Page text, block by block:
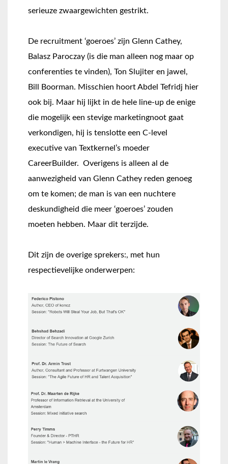
serieuze zwaargewichten gestrikt.
De recruitment ‘goeroes’ zijn Glenn Cathey,
Balasz Paroczay (is die man alleen nog maar op
conferenties te vinden), Ton Slujiter en jawel,
Bill Boorman. Misschien hoort Abdel Tefridj hier
ook bij. Maar hij lijkt in de hele line-up de enige
die mogelijk een stevige marketingnoot gaat
verkondigen, hij is tenslotte een C-level
executive van Textkernel’s moeder
CareerBuilder. Overigens is alleen al de
aanwezigheid van Glenn Cathey reden genoeg
om te komen; de man is van een nuchtere
deskundigheid die meer ‘goeroes’ zouden
moeten hebben. Maar dit terzijde.
Dit zijn de overige sprekers:, met hun
respectievelijke onderwerpen: